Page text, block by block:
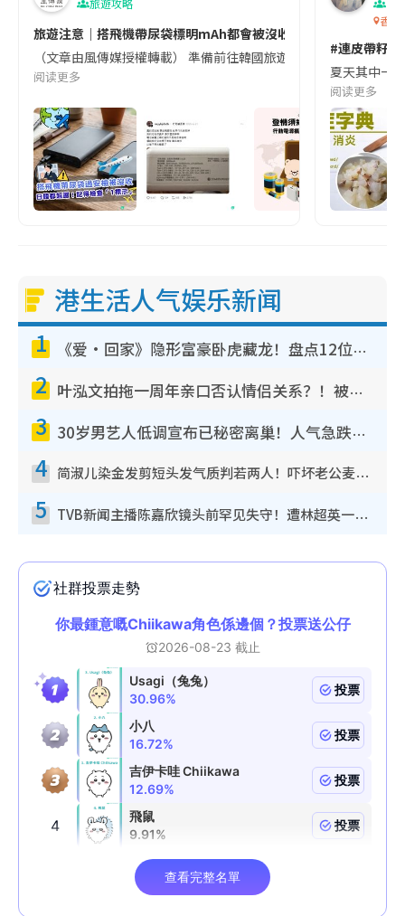
旅遊攻略
旅遊注意｜搭飛機帶尿袋標明mAh都會被沒收😱出發前切記檢查
（文章由風傳媒授權轉載） 準備前往韓國旅遊的民眾，近期要
阅读更多
香港
#連皮帶籽
夏天其中一
阅读更多
港生活人气娱乐新闻
1 《爱·回家》隐形富豪卧虎藏龙！盘点12位财气逼人的有钱艺人：这位美女3亿身家不愁做
2 叶泓文拍拖一周年亲口否认情侣关系？！被质疑感情造假竟称GM“普通同事”
3 30岁男艺人低调宣布已秘密离巢！人气急跌变失踪人口：“这几年过得并不容易”
4 简淑儿染金发剪短头发气质判若两人！吓坏老公麦大力都认不出：“你做什么？”
5 TVB新闻主播陈嘉欣镜头前罕见失守！遭林超英一句话突袭吓坏当场大笑